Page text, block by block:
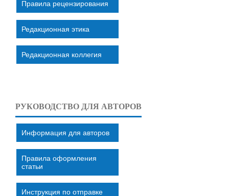
Правила рецензирования
Редакционная этика
Редакционная коллегия
РУКОВОДСТВО ДЛЯ АВТОРОВ
Информация для авторов
Правила оформления
статьи
Инструкция по отправке